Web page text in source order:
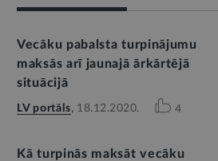
Vecāku pabalsta turpinājumu
maksās arī jaunajā ārkārtējā
situācijā
LV portāls, 18.12.2020. 4
Kā turpinās maksāt vecāku